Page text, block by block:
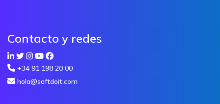
Contacto y redes
+34 91 198 20 00
hola@softdoit.com